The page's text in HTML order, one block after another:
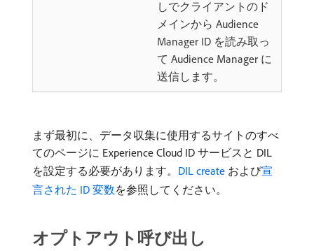
しでクライアントのド
メインから Audience
Manager ID を読み取っ
て Audience Manager に
送信します。
まず最初に、データ収集に使用するサイトのすべ
てのページに Experience Cloud ID サービスと DIL
を設定する必要があります。 DIL create および宣
言された ID 変数を参照してください。
オプトアウト呼び出し